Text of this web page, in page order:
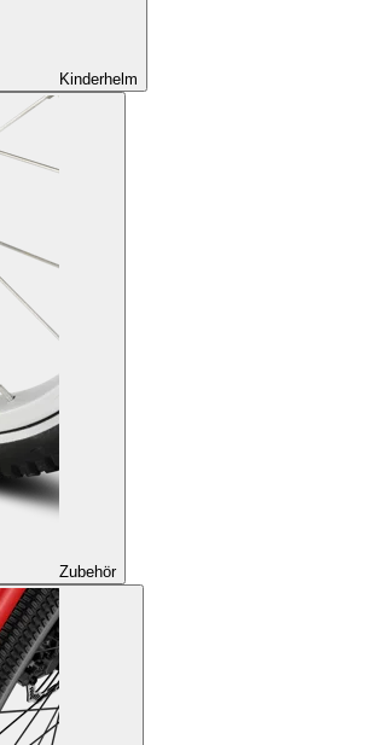
Kinderhelm
Zubehör